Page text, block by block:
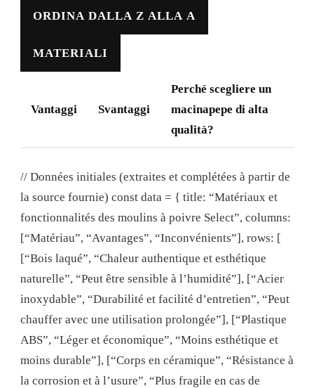
ORDINA DALLA Z ALLA A
MATERIALI
Vantaggi Svantaggi
Perché scegliere un
macinapepe di alta
qualità?
// Données initiales (extraites et complétées à partir de
la source fournie) const data = { title: “Matériaux et
fonctionnalités des moulins à poivre Select”, columns:
[“Matériau”, “Avantages”, “Inconvénients”], rows: [
[“Bois laqué”, “Chaleur authentique et esthétique
naturelle”, “Peut être sensible à l’humidité”], [“Acier
inoxydable”, “Durabilité et facilité d’entretien”, “Peut
chauffer avec une utilisation prolongée”], [“Plastique
ABS”, “Léger et économique”, “Moins esthétique et
moins durable”], [“Corps en céramique”, “Résistance à
la corrosion et à l’usure”, “Plus fragile en cas de